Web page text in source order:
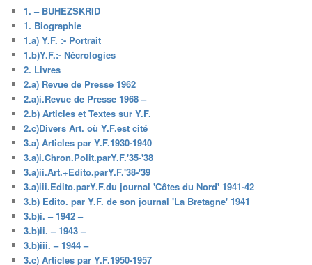
1. – BUHEZSKRID
1. Biographie
1.a) Y.F. :- Portrait
1.b)Y.F.:- Nécrologies
2. Livres
2.a) Revue de Presse 1962
2.a)i.Revue de Presse 1968 –
2.b) Articles et Textes sur Y.F.
2.c)Divers Art. où Y.F.est cité
3.a) Articles par Y.F.1930-1940
3.a)i.Chron.Polit.parY.F.'35-'38
3.a)ii.Art.+Edito.parY.F.'38-'39
3.a)iii.Edito.parY.F.du journal 'Côtes du Nord' 1941-42
3.b) Edito. par Y.F. de son journal 'La Bretagne' 1941
3.b)i. – 1942 –
3.b)ii. – 1943 –
3.b)iii. – 1944 –
3.c) Articles par Y.F.1950-1957